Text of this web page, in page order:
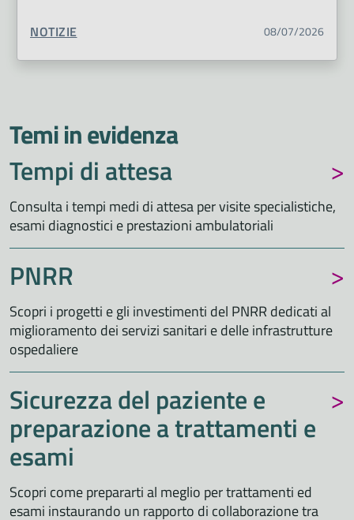
TIPO CONTENUTO:
NOTIZIE 08/07/2026
Temi in evidenza
Tempi di attesa
Consulta i tempi medi di attesa per visite specialistiche,
esami diagnostici e prestazioni ambulatoriali
PNRR
Scopri i progetti e gli investimenti del PNRR dedicati al
miglioramento dei servizi sanitari e delle infrastrutture
ospedaliere
Sicurezza del paziente e
preparazione a trattamenti e
esami
Scopri come prepararti al meglio per trattamenti ed
esami instaurando un rapporto di collaborazione tra